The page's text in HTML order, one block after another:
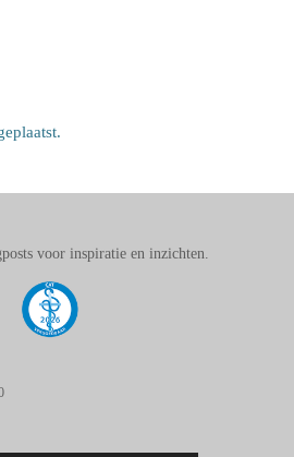
voor inspiratie en inzichten.